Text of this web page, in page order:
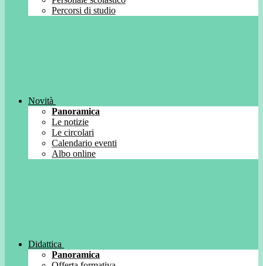
Percorsi di studio
Novità
Panoramica
Le notizie
Le circolari
Calendario eventi
Albo online
Didattica
Panoramica